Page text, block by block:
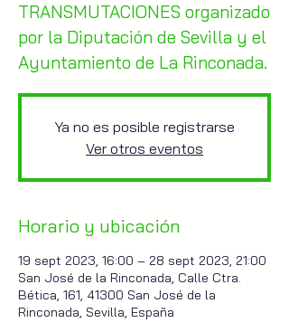
TRANSMUTACIONES organizado
por la Diputación de Sevilla y el
Ayuntamiento de La Rinconada.
Ya no es posible registrarse
Ver otros eventos
Horario y ubicación
19 sept 2023, 16:00 – 28 sept 2023, 21:00
San José de la Rinconada, Calle Ctra.
Bética, 161, 41300 San José de la
Rinconada, Sevilla, España